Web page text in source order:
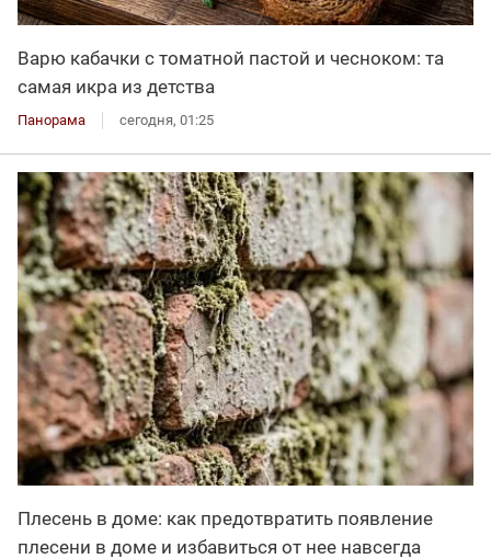
Варю кабачки с томатной пастой и чесноком: та
самая икра из детства
Панорама сегодня, 01:25
Плесень в доме: как предотвратить появление
плесени в доме и избавиться от нее навсегда